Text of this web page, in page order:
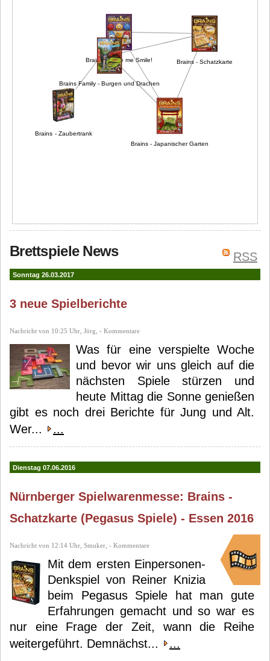
Brains - Japanischer Garten
Brains - Schatzkarte
Brains - Make me Smile!
Brains - Zaubertrank
Brains Family - Burgen und Drachen
RSS
Brettspiele News
Sonntag 26.03.2017
3 neue Spielberichte
Nachricht von 10:25 Uhr, Jörg, - Kommentare
Was für eine verspielte Woche
und bevor wir uns gleich auf die
nächsten Spiele stürzen und
heute Mittag die Sonne genießen
gibt es noch drei Berichte für Jung und Alt.
Wer...
...
Dienstag 07.06.2016
Nürnberger Spielwarenmesse: Brains -
Schatzkarte (Pegasus Spiele) - Essen 2016
Nachricht von 12:14 Uhr, Smuker, - Kommentare
Mit dem ersten Einpersonen-
Denkspiel von Reiner Knizia
beim Pegasus Spiele hat man gute
Erfahrungen gemacht und so war es
nur eine Frage der Zeit, wann die Reihe
weitergeführt. Demnächst...
...